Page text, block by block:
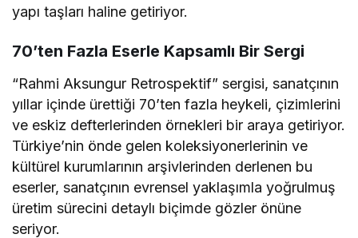
yapı taşları haline getiriyor.
70’ten Fazla Eserle Kapsamlı Bir Sergi
“Rahmi Aksungur Retrospektif” sergisi, sanatçının
yıllar içinde ürettiği 70’ten fazla heykeli, çizimlerini
ve eskiz defterlerinden örnekleri bir araya getiriyor.
Türkiye’nin önde gelen koleksiyonerlerinin ve
kültürel kurumlarının arşivlerinden derlenen bu
eserler, sanatçının evrensel yaklaşımla yoğrulmuş
üretim sürecini detaylı biçimde gözler önüne
seriyor.